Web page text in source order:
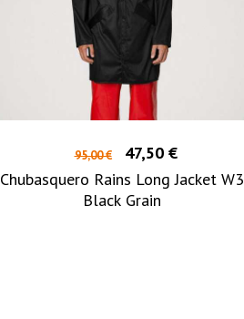
95,00 €
47,50 €
Chubasquero Rains Long Jacket W3
Black Grain